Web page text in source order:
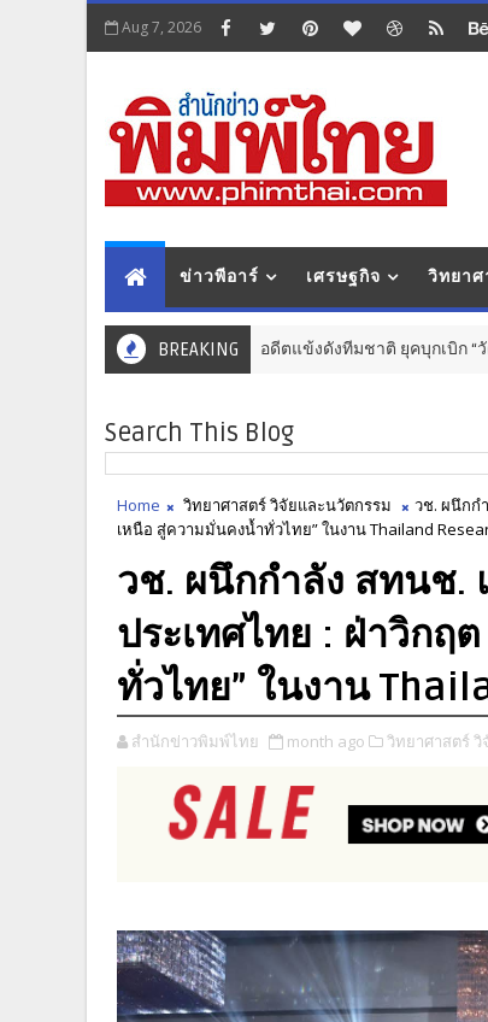
Aug 7, 2026
ข่าวพีอาร์ เศรษฐกิจ วิทยาศ
BREAKING
กีฬา อดีตแข้งดังทีมชาติ ยุคบุกเบิก “วัดสุทธิฯ” รวม
Search This Blog
Home วิทยาศาสตร์ วิจัยและนวัตกรรม
วช. ผนึกก
เหนือ สู่ความมั่นคงน้ำทั่วไทย” ในงาน Thailand
วช. ผนึกกำลัง สทนช.
ประเทศไทย : ฝ่าวิกฤ
ทั่วไทย” ในงาน
สำนักข่าวพิมพ์ไทย month ago วิทยาศาสตร์